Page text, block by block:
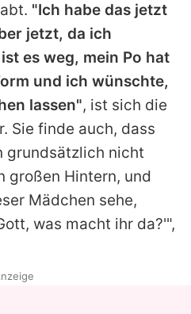
"Ich habe das jetzt
jetzt, da ich
es weg, mein Po hat
und ich wünschte,
lassen", ist sich die
Sie finde auch, dass
grundsätzlich nicht
großen Hintern, und
Mädchen sehe,
was macht ihr da?'",